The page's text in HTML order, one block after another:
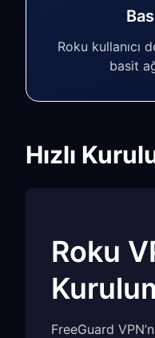
Roku kullanıcı
basit
Hızlı
Roku
FreeGuard